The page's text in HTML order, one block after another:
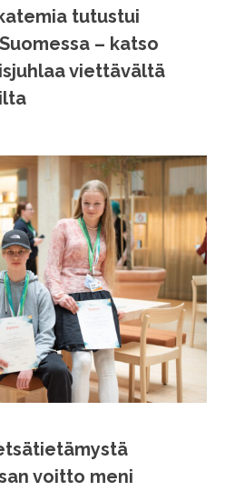
tutustui
– katso
viettävältä
voitto meni